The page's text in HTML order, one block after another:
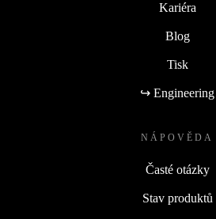
Kariéra
Blog
Tisk
↪ Engineering
NÁPOVĚDA
Časté otázky
Stav produktů